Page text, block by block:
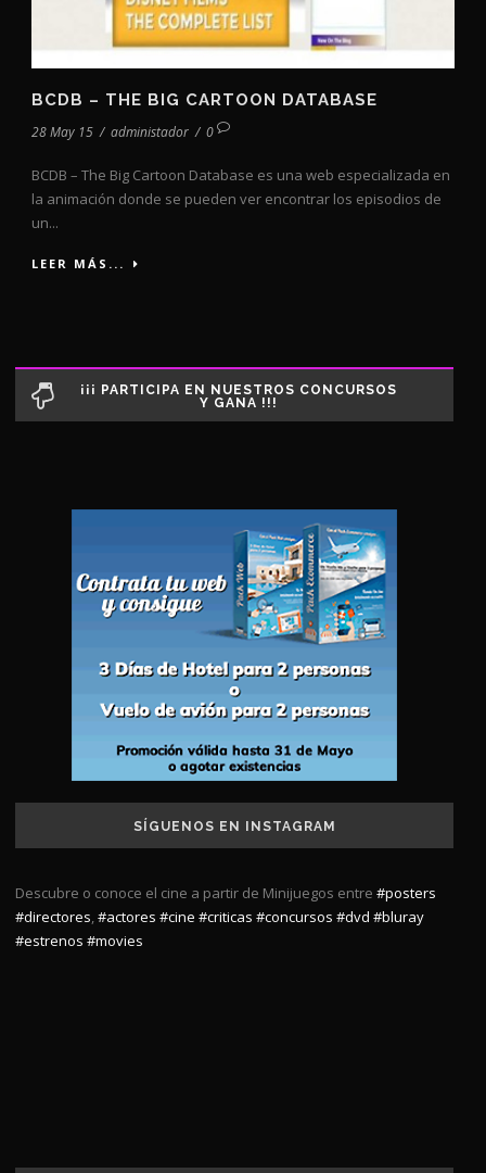
BCDB – THE BIG CARTOON DATABASE
28 May 15 / administador / 0
BCDB – The Big Cartoon Database es una web especializada en
la animación donde se pueden ver encontrar los episodios de
un...
LEER MÁS...
¡¡¡ PARTICIPA EN NUESTROS CONCURSOS
Y GANA !!!
SÍGUENOS EN INSTAGRAM
Descubre o conoce el cine a partir de Minijuegos entre #posters
#directores,#actores #cine #criticas #concursos #dvd #bluray
#estrenos #movies